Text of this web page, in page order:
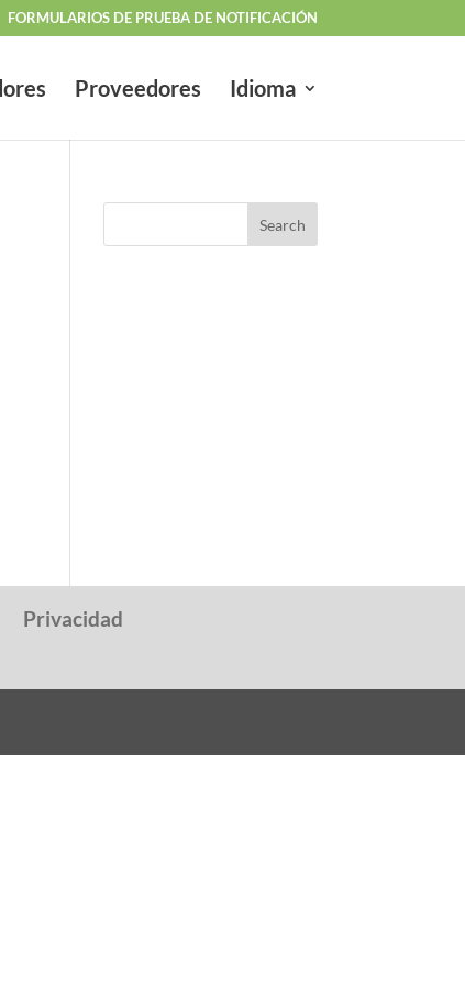
FORMULARIOS DE PRUEBA DE NOTIFICACIÓN
Proveedores Idioma
Privacidad